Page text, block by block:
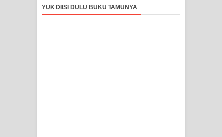
YUK DIISI DULU BUKU TAMUNYA